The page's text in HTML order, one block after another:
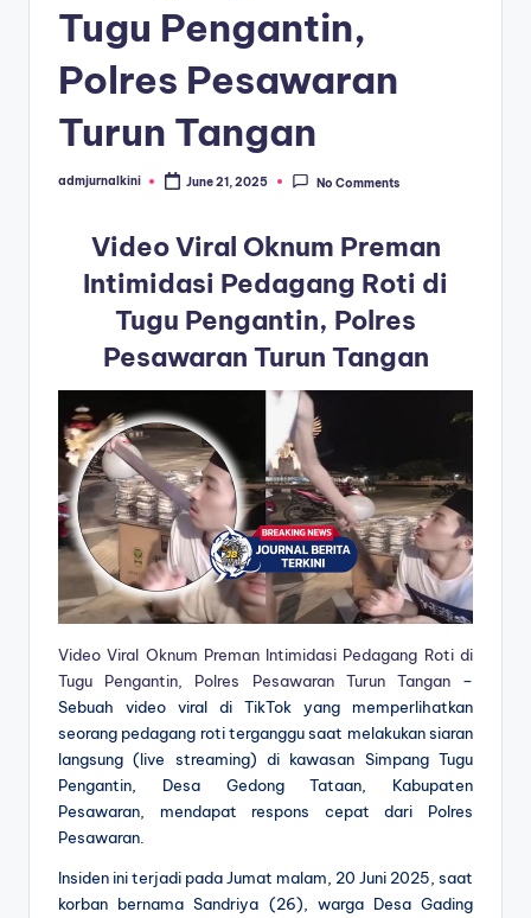
Tugu Pengantin,
Polres Pesawaran
Turun Tangan
Posted
admjurnalkini June 21, 2025 No Comments
Video Viral Oknum Preman
Intimidasi Pedagang Roti di
Tugu Pengantin, Polres
Pesawaran Turun Tangan
Video Viral Oknum Preman Intimidasi Pedagang Roti di
Tugu Pengantin, Polres Pesawaran Turun Tangan–
Sebuah video viral di TikTok yang memperlihatkan
seorang pedagang roti terganggu saat melakukan siaran
langsung (live streaming) di kawasan Simpang Tugu
Pengantin, Desa Gedong Tataan, Kabupaten
Pesawaran, mendapat respons cepat dari Polres
Pesawaran.
Insiden ini terjadi pada Jumat malam, 20 Juni 2025, saat
korban bernama Sandriya (26), warga Desa Gading